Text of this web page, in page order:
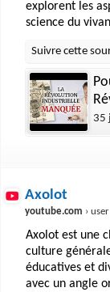
explorent les
science du
35
Axolot
youtube.com ›
Axolot est une
culture
éducatives et
avec un angle